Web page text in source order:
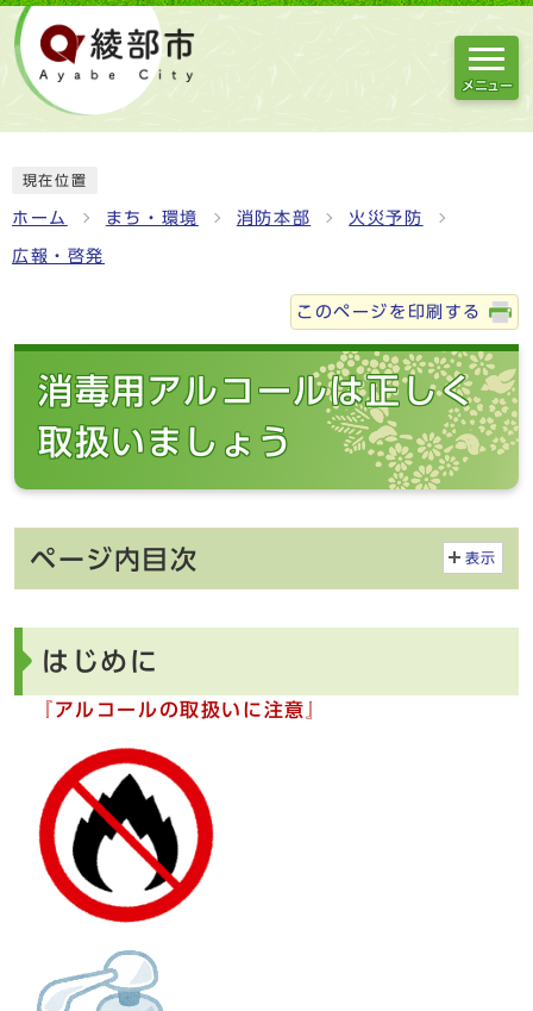
メニュー
現在位置
ホーム まち・環境 消防本部 火災予防
広報・啓発
このページを印刷する
消毒用アルコールは正しく
取扱いましょう
ページ内目次 表示
はじめに
『アルコールの取扱いに注意』